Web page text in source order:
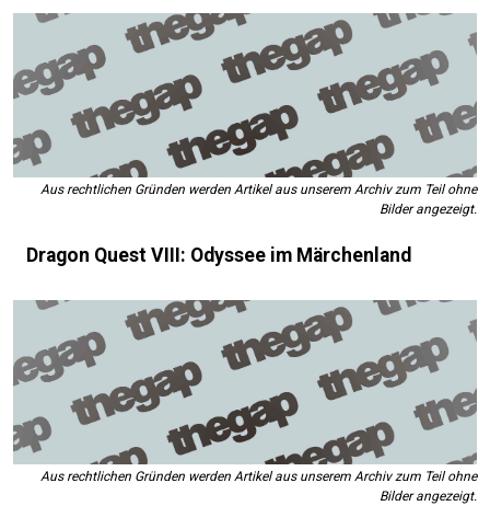
Aus rechtlichen Gründen werden Artikel aus unserem Archiv zum Teil ohne
Bilder angezeigt.
Dragon Quest VIII: Odyssee im Märchenland
Aus rechtlichen Gründen werden Artikel aus unserem Archiv zum Teil ohne
Bilder angezeigt.